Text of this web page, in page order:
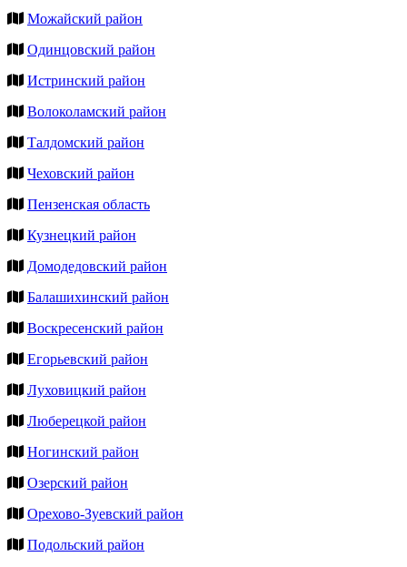
Можайский район
Одинцовский район
Истринский район
Волоколамский район
Талдомский район
Чеховский район
Пензенская область
Кузнецкий район
Домодедовский район
Балашихинский район
Воскресенский район
Егорьевский район
Луховицкий район
Люберецкой район
Ногинский район
Озерский район
Орехово-Зуевский район
Подольский район